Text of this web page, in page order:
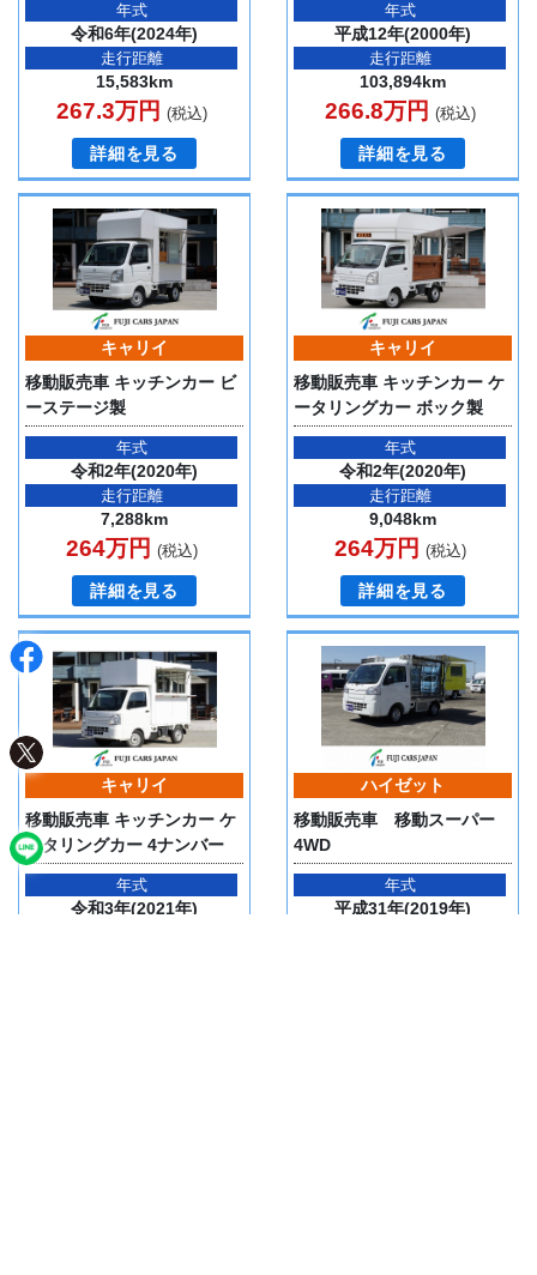
年式
令和6年(2024年)
走行距離
15,583km
267.3万円 (税込)
詳細を見る
年式
平成12年(2000年)
走行距離
103,894km
266.8万円 (税込)
詳細を見る
キャリイ
移動販売車 キッチンカー ビ
ーステージ製
年式
令和2年(2020年)
走行距離
7,288km
264万円 (税込)
詳細を見る
キャリイ
移動販売車 キッチンカー ケ
ータリングカー ボック製
年式
令和2年(2020年)
走行距離
9,048km
264万円 (税込)
詳細を見る
キャリイ
移動販売車 キッチンカー ケ
ータリングカー 4ナンバー
年式
令和3年(2021年)
ハイゼット
移動販売車 移動スーパー
4WD
年式
平成31年(2019年)